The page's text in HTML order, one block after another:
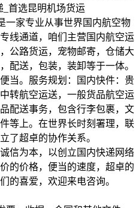
_首选昆明机场货运
一家专业从事世界国内航空物
线通道，咱们主营国内航空运
公路货运，宠物邮寄，仓储大
配送，包装，装卸等于一体。
当。服务规划：国内快件：贵
转航空运送，一般货品航空运
配送事务，包含行李包裹，文
等上。在世界长时刻署理，联
了超卓的协作关系。
信为本，以创立国内快递网络
的价格，便当的速度，超卓的
的喜爱，欢迎来电咨询。